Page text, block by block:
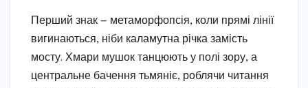
Перший знак — метаморфопсія, коли прямі лінії
вигинаються, ніби каламутна річка замість
мосту. Хмари мушок танцюють у полі зору, а
центральне бачення тьмяніє, роблячи читання